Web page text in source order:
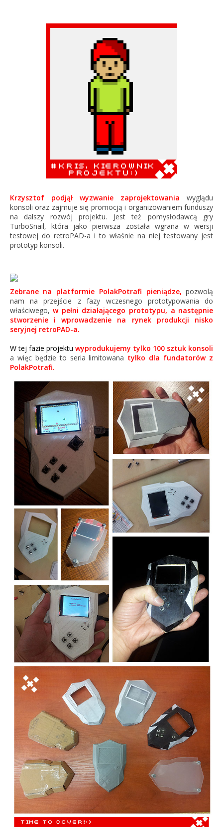
Krzysztof podjął wyzwanie zaprojektowania wyglądu
konsoli oraz zajmuje się promocją i organizowaniem funduszy
na dalszy rozwój projektu. Jest też pomysłodawcą gry
TurboSnail, która jako pierwsza została wgrana w wersji
testowej do retroPAD-a i to właśnie na niej testowany jest
prototyp konsoli.
Zebrane na platformie PolakPotrafi pieniądze,pozwolą
nam na przejście z fazy wczesnego prototypowania do
właściwego,w pełni działającego prototypu, a następnie
stworzenie i wprowadzenie na rynek produkcji nisko
seryjnej retroPAD-a.
W tej fazie projektu wyprodukujemy tylko 100 sztuk konsoli
a więc będzie to seria limitowana tylko dla fundatorów z
PolakPotrafi.